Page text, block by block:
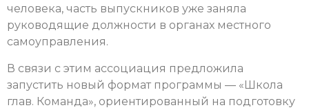
человека, часть выпускников уже заняла
руководящие должности в органах местного
самоуправления.
В связи с этим ассоциация предложила
запустить новый формат программы — «Школа
глав. Команда», ориентированный на подготовку